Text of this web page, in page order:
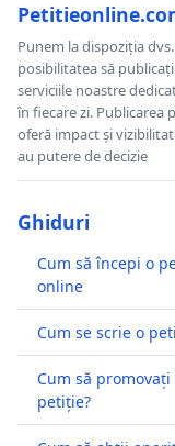
Punem la dispoziția
posibilitatea să
serviciile noastre
în fiecare zi.
oferă impact și
au putere de decizie
Ghiduri
Cum să începi o
online
Cum se scrie o
Cum să promovați
petiție?